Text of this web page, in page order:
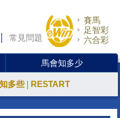
常見問題
賽馬
足智彩
六合彩
馬會知多少
多些 RESTART